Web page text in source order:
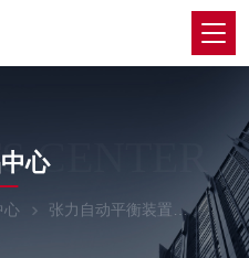
CENTER
心
心 张力自动平衡装置 平衡